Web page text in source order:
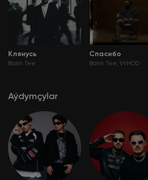
Клянусь
Bahh Tee
Спасибо
Bahh Tee VYHOD
Aýdymçylar